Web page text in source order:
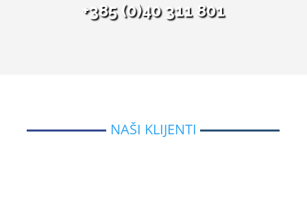
+385 (0)40 311 801
NAŠI KLIJENTI